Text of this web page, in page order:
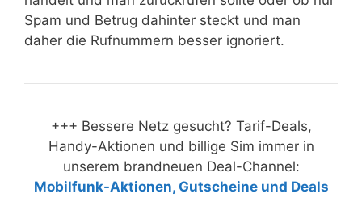
Spam und Betrug dahinter steckt und man
daher die Rufnummern besser ignoriert.
+++ Bessere Netz gesucht? Tarif-Deals,
Handy-Aktionen und billige Sim immer in
unserem brandneuen Deal-Channel:
Mobilfunk-Aktionen, Gutscheine und Deals